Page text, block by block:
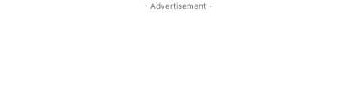
- Advertisement -